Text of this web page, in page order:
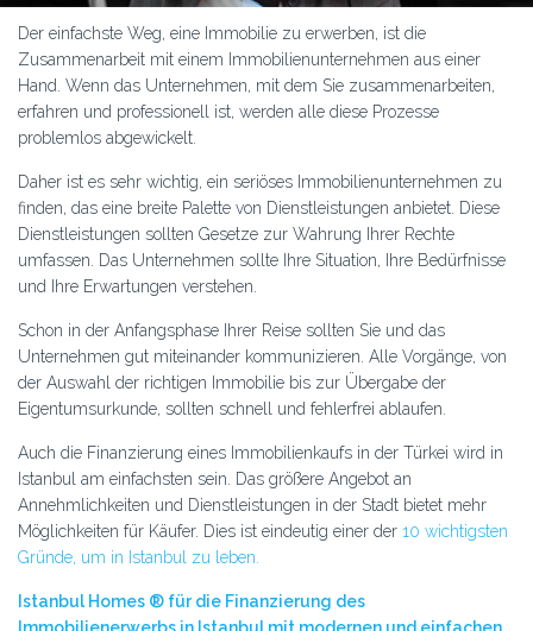
Der einfachste Weg, eine Immobilie zu erwerben, ist die
Zusammenarbeit mit einem Immobilienunternehmen aus einer
Hand. Wenn das Unternehmen, mit dem Sie zusammenarbeiten,
erfahren und professionell ist, werden alle diese Prozesse
problemlos abgewickelt.
Daher ist es sehr wichtig, ein seriöses Immobilienunternehmen zu
finden, das eine breite Palette von Dienstleistungen anbietet. Diese
Dienstleistungen sollten Gesetze zur Wahrung Ihrer Rechte
umfassen. Das Unternehmen sollte Ihre Situation, Ihre Bedürfnisse
und Ihre Erwartungen verstehen.
Schon in der Anfangsphase Ihrer Reise sollten Sie und das
Unternehmen gut miteinander kommunizieren. Alle Vorgänge, von
der Auswahl der richtigen Immobilie bis zur Übergabe der
Eigentumsurkunde, sollten schnell und fehlerfrei ablaufen.
Auch die Finanzierung eines Immobilienkaufs in der Türkei wird in
Istanbul am einfachsten sein. Das größere Angebot an
Annehmlichkeiten und Dienstleistungen in der Stadt bietet mehr
Möglichkeiten für Käufer. Dies ist eindeutig einer der 10 wichtigsten
Gründe, um in Istanbul zu leben.
Istanbul Homes ® für die Finanzierung des